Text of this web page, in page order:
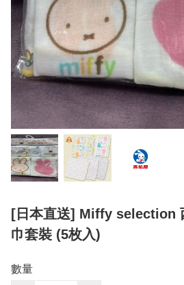
[日本直送] Miffy selection
巾套裝 (5枚入)
數量